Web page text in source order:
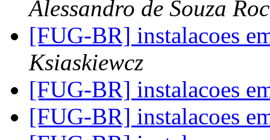
Alessandro de Souza
[FUG-BR] instalacoes
Ksiaskiewcz
[FUG-BR] instalacoes
[FUG-BR] instalacoes